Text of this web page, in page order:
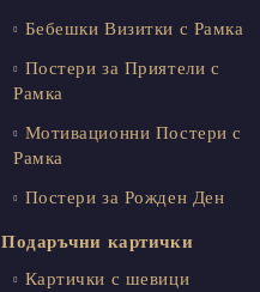
Бебешки Визитки с Рамка
Постери за Приятели с
Рамка
Мотивационни Постери с
Рамка
Постери за Рожден Ден
Подаръчни картички
Картички с шевици